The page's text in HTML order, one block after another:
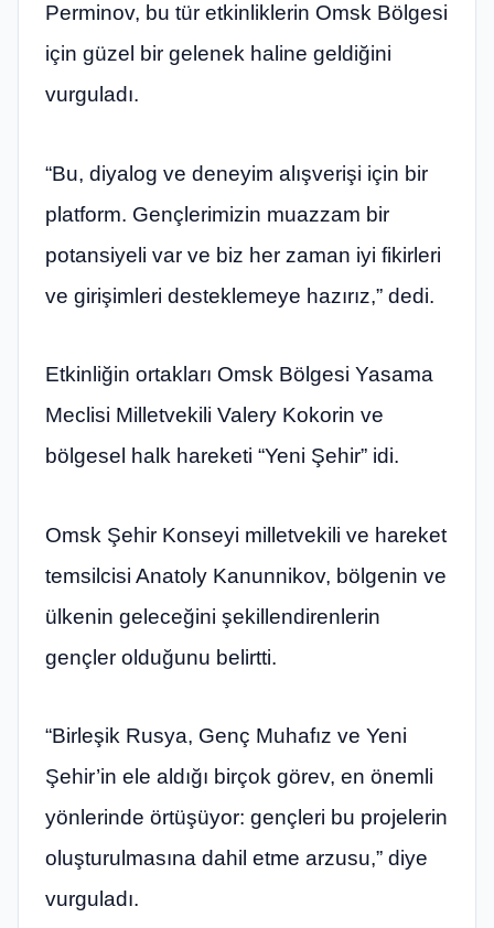
Perminov, bu tür etkinliklerin Omsk Bölgesi
için güzel bir gelenek haline geldiğini
vurguladı.
“Bu, diyalog ve deneyim alışverişi için bir
platform. Gençlerimizin muazzam bir
potansiyeli var ve biz her zaman iyi fikirleri
ve girişimleri desteklemeye hazırız,” dedi.
Etkinliğin ortakları Omsk Bölgesi Yasama
Meclisi Milletvekili Valery Kokorin ve
bölgesel halk hareketi “Yeni Şehir” idi.
Omsk Şehir Konseyi milletvekili ve hareket
temsilcisi Anatoly Kanunnikov, bölgenin ve
ülkenin geleceğini şekillendirenlerin
gençler olduğunu belirtti.
“Birleşik Rusya, Genç Muhafız ve Yeni
Şehir’in ele aldığı birçok görev, en önemli
yönlerinde örtüşüyor: gençleri bu projelerin
oluşturulmasına dahil etme arzusu,” diye
vurguladı.